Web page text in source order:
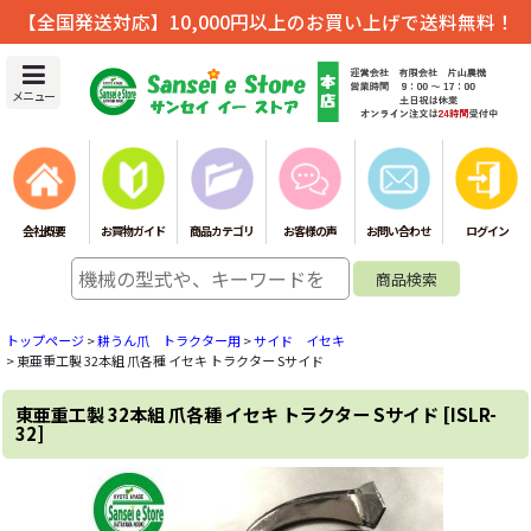
【全国発送対応】10,000円以上のお買い上げで送料無料！
メニュー
会社概要 お買物ガイド 商品カテゴリ お客様の声 お問い合わせ ログイン
トップページ>耕うん爪 トラクター用 >サイド イセキ
>東亜重工製 32本組 爪各種 イセキ トラクター Sサイド
東亜重工製 32本組 爪各種 イセキ トラクター Sサイド [ISLR-
32]